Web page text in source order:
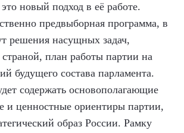
новый подход в её работе.
предвыборная программа, в
решения насущных задач,
план работы партии на
будущего состава парламента.
содержать основополагающие
и ценностные ориентиры партии,
образ России. Рамку